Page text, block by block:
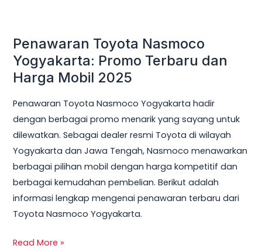
Penawaran Toyota Nasmoco
Yogyakarta: Promo Terbaru dan
Harga Mobil 2025
Penawaran Toyota Nasmoco Yogyakarta hadir
dengan berbagai promo menarik yang sayang untuk
dilewatkan. Sebagai dealer resmi Toyota di wilayah
Yogyakarta dan Jawa Tengah, Nasmoco menawarkan
berbagai pilihan mobil dengan harga kompetitif dan
berbagai kemudahan pembelian. Berikut adalah
informasi lengkap mengenai penawaran terbaru dari
Toyota Nasmoco Yogyakarta.
Penawaran
Toyota
Nasmoco
Promo
Terbaru
dan
Harga
Mobil
2025
Read More »